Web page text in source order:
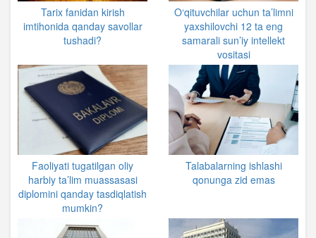
Tarix fanidan kirish
imtihonida qanday savollar
tushadi?
O‘qituvchilar uchun ta’limni
yaxshilovchi 12 ta eng
samarali sun’iy intellekt
vositasi
Faoliyati tugatilgan oliy
harbiy ta’lim muassasasi
diplomini qanday tasdiqlatish
mumkin?
Talabalarning ishlashi
qonunga zid emas